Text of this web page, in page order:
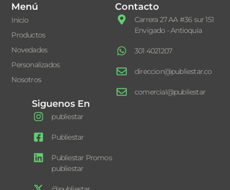
Menú
Inicio
Productos
Novedades
Personalizados
Nosotros
Contacto
Carrera 27 AA #36 sur 151
Envigado - Antioquia
301 4021207
direccion@publiestar.co
comercial@publiestar
Siguenos En
publiestar
Publiestar
Publiestar Promos
publiestar